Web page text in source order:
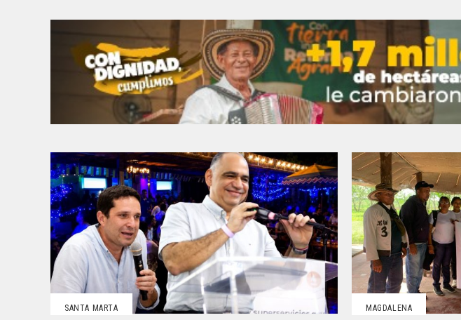
SANTA MARTA MAGDALENA